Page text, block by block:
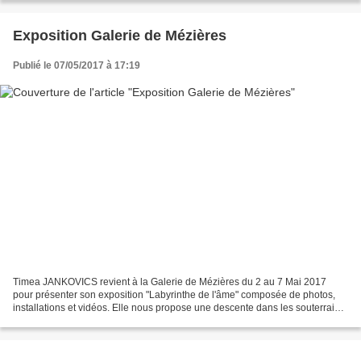
Exposition Galerie de Mézières
Publié le 07/05/2017 à 17:19
Timea JANKOVICS revient à la Galerie de Mézières du 2 au 7 Mai 2017
pour présenter son exposition "Labyrinthe de l'âme" composée de photos,
installations et vidéos. Elle nous propose une descente dans les souterrains